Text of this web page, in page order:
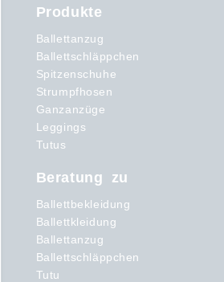
Produkte
Ballettanzug
Ballettschläppchen
Spitzenschuhe
Strumpfhosen
Ganzanzüge
Leggings
Tutus
Beratung zu
Ballettbekleidung
Ballettkleidung
Ballettanzug
Ballettschläppchen
Tutu